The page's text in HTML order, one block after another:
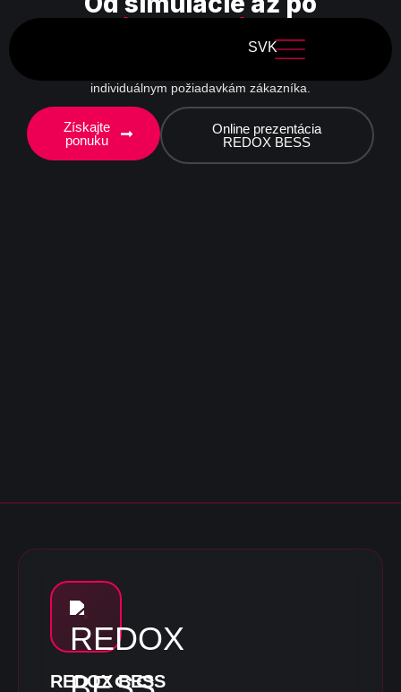
SVK
Centrum inovačných riešení, kde sa návrhy stávajú realitou.
individuálnym požiadavkám zákazníka.
Získajte
ponuku
Online prezentácia
REDOX BESS
REDOX BESS